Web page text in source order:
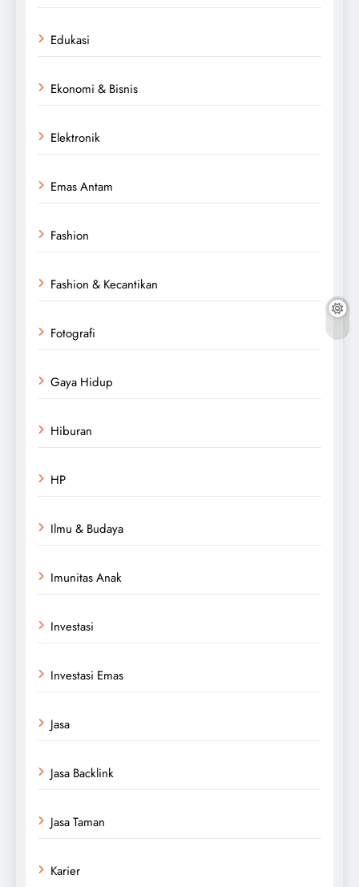
Edukasi
Ekonomi & Bisnis
Elektronik
Emas Antam
Fashion
Fashion & Kecantikan
Fotografi
Gaya Hidup
Hiburan
HP
Ilmu & Budaya
Imunitas Anak
Investasi
Investasi Emas
Jasa
Jasa Backlink
Jasa Taman
Karier